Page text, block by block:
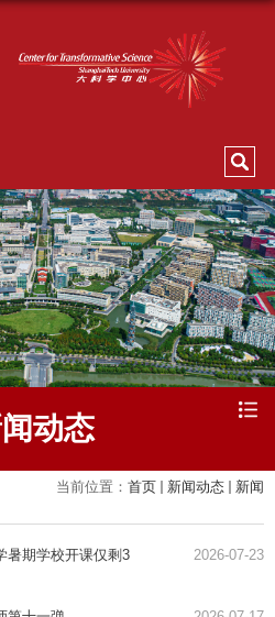
动态
当前位置： 首页 新闻动态 新闻
暑期学校开课仅剩3
2026-07-23